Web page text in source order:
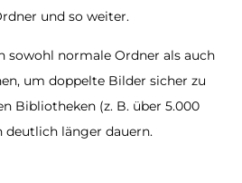
und so weiter.
sowohl normale Ordner als auch
um doppelte Bilder sicher zu
Bibliotheken (z. B. über 5.000
deutlich länger dauern.